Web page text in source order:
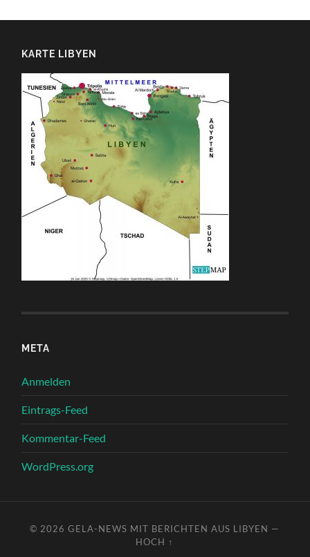
KARTE LIBYEN
META
Anmelden
Eintrags-Feed
Kommentar-Feed
WordPress.org
© 2026GELA-NEWS MIT BERICHTEN AUS LIBYEN —
HOCH ↑